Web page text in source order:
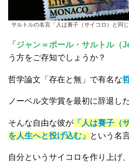
サルトルの名言「人は賽子（サイコロ）と同
「ジャン＝ポール・サルトル（
う方をご存知でしょうか？
哲学論文「存在と無」で有名な
ノーベル文学賞を最初に辞退し
そんな自由な彼が 「人は賽子（
を人生へと投げ込む」 という名
自分というサイコロを作り上げ